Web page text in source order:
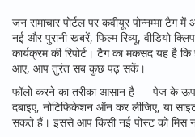
जन समाचार पोर्टल पर कवीयूर पोन्नम्मा टैग
नई और पुरानी खबरें, फिल्म रिव्यू, वीडियो
कार्यक्रम की रिपोर्ट। टैग का मकसद यह है
आए, आप तुरंत सब कुछ पढ़ सकें।
फॉलो करने का तरीका आसान है — पेज के
दबाइए, नोटिफिकेशन ऑन कर लीजिए, या
सकते हैं। इससे आप किसी नई पोस्ट को मिस